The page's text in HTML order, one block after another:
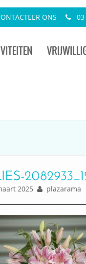
ONS
2025 plazarama